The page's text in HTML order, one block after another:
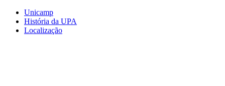
Conteúdo principal
Unicamp
História da UPA
Localização